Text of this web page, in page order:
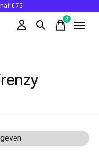
€ 75
0items